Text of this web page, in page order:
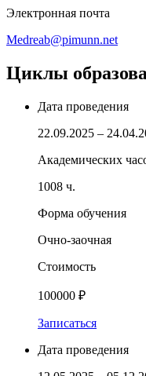
Электронная почта
Medreab@pimunn.net
Циклы
Дата проведения
22.09.2025 –
Академических
1008 ч.
Форма обучения
Очно-заочная
Стоимость
100000 ₽
Записаться
Дата проведения